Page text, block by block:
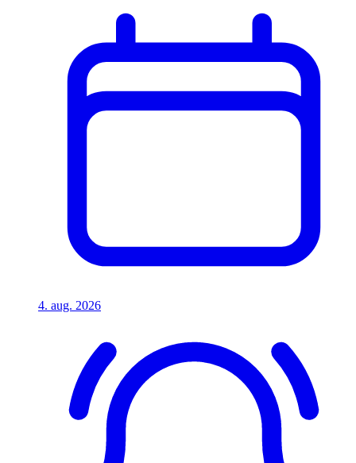
4. aug. 2026